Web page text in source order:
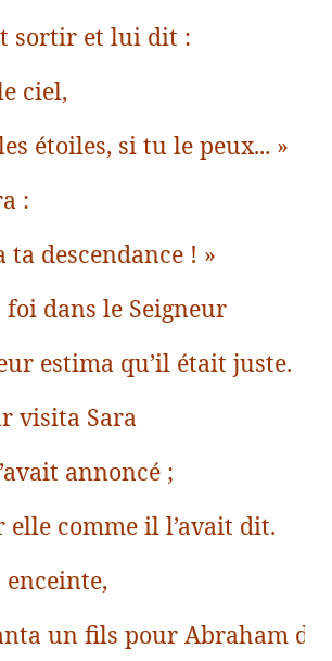
sortir et lui dit :
ciel,
étoiles, si tu le peux... »
:
ta descendance ! »
dans le Seigneur
estima qu’il était juste.
visita Sara
annoncé ;
comme il l’avait dit.
un fils pour Abraham